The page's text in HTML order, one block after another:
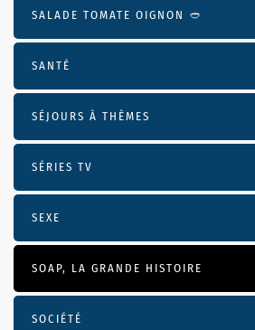
SALADE TOMATE OIGNON 🥙
SANTÉ
SÉJOURS À THÈMES
SÉRIES TV
SEXE
SOAP, LA GRANDE HISTOIRE
SOCIÉTÉ